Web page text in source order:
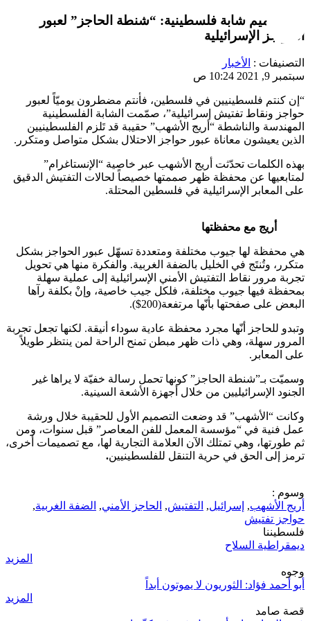
من تصميم شابة فلسطينية: “شنطة الحاجز” لعبور
الحواجز الإسرائيلية
التصنيفات : الأخبار
سبتمبر 9, 2021 10:24 ص
“إن كنتم فلسطينيين في فلسطين، فأنتم مضطرون يوميّاً لعبور
حواجز ونقاط تفتيش إسرائيلية”، صمّمت الشابة الفلسطينية
المهندسة والناشطة “أريج الأشهب” حقيبة قد تَلزم الفلسطينيين
الذين يعيشون معاناة عبور حواجز الاحتلال بشكل متواصل ومتكرر.
بهذه الكلمات تحدّثت أريج الأشهب عبر خاصية “الإنستاغرام”
لمتابعيها عن محفظة ظهر صممتها خصيصاً لحالات التفتيش الدقيق
على المعابر الإسرائيلية في فلسطين المحتلة.
أريج مع محفظتها
هي محفظة لها جيوب مختلفة ومتعددة تسهّل عبور الحواجز بشكل
متكرر، وتُنتَج في الخليل بالضفة الغربية. والفكرة منها هي تحويل
تجربة مرور نقاط التفتيش الأمني الإسرائيلية إلى عملية سهلة
بمحفظة فيها جيوب مختلفة، فلكل جيب خاصية، وإنْ بكلفة رآها
البعض على صفحتها بأنّها مرتفعة(200$).
وتبدو للحاجز أنّها مجرد محفظة عادية سوداء أنيقة. لكنها تجعل تجربة
المرور سهلة، وهي ذات ظهر مبطن تمنح الراحة لمن ينتظر طويلاً
على المعابر.
وسميّت بـ”شنطة الحاجز” كونها تحمل رسالة خفيّة لا يراها غير
الجنود الإسرائيليين من خلال أجهزة الأشعة السينية.
وكانت “الأشهب” قد وضعت التصميم الأول للحقيبة خلال ورشة
عمل فنية في “مؤسسة المعمل للفن المعاصر” قبل سنوات، ومن
ثم طورتها، وهي تمتلك الآن العلامة التجارية لها، مع تصميمات أخرى،
ترمز إلى الحق في حرية التنقل للفلسطينيين.
وسوم :
أريج الأشهب, إسرائيل, التفتيش, الحاجز الأمني, الضفة الغربية,
حواجز تفتيش
فلسطيننا
ديمقراطية السلاح
المزيد
وجوه
أبو أحمد فؤاد: الثوريون لا يموتون أبداً
المزيد
قصة صامد